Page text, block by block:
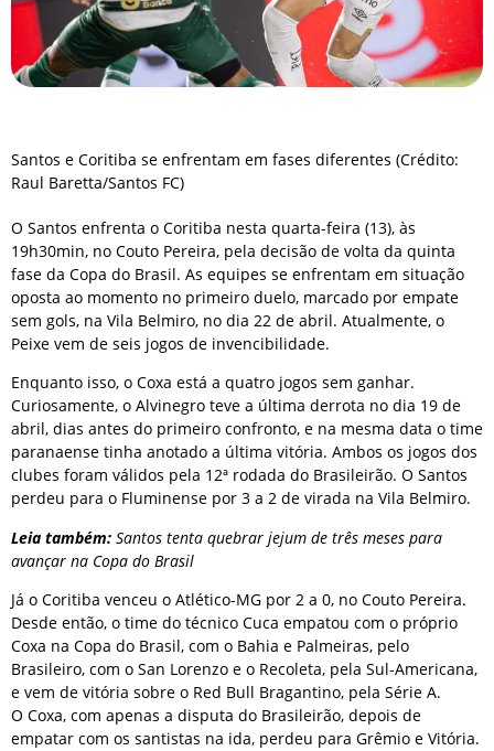
Santos e Coritiba se enfrentam em fases diferentes (Crédito:
Raul Baretta/Santos FC)
O Santos enfrenta o Coritiba nesta quarta-feira (13), às
19h30min, no Couto Pereira, pela decisão de volta da quinta
fase da Copa do Brasil. As equipes se enfrentam em situação
oposta ao momento no primeiro duelo, marcado por empate
sem gols, na Vila Belmiro, no dia 22 de abril. Atualmente, o
Peixe vem de seis jogos de invencibilidade.
Enquanto isso, o Coxa está a quatro jogos sem ganhar.
Curiosamente, o Alvinegro teve a última derrota no dia 19 de
abril, dias antes do primeiro confronto, e na mesma data o time
paranaense tinha anotado a última vitória. Ambos os jogos dos
clubes foram válidos pela 12ª rodada do Brasileirão. O Santos
perdeu para o Fluminense por 3 a 2 de virada na Vila Belmiro.
Leia também: Santos tenta quebrar jejum de três meses para
avançar na Copa do Brasil
Já o Coritiba venceu o Atlético-MG por 2 a 0, no Couto Pereira.
Desde então, o time do técnico Cuca empatou com o próprio
Coxa na Copa do Brasil, com o Bahia e Palmeiras, pelo
Brasileiro, com o San Lorenzo e o Recoleta, pela Sul-Americana,
e vem de vitória sobre o Red Bull Bragantino, pela Série A.
O Coxa, com apenas a disputa do Brasileirão, depois de
empatar com os santistas na ida, perdeu para Grêmio e Vitória.